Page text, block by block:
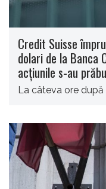
Credit Suisse
dolari de la Banca
acţiunile s-au
La câteva ore după